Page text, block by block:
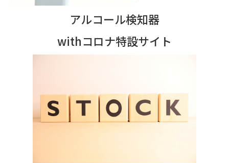
アルコール検知器
withコロナ特設サイト